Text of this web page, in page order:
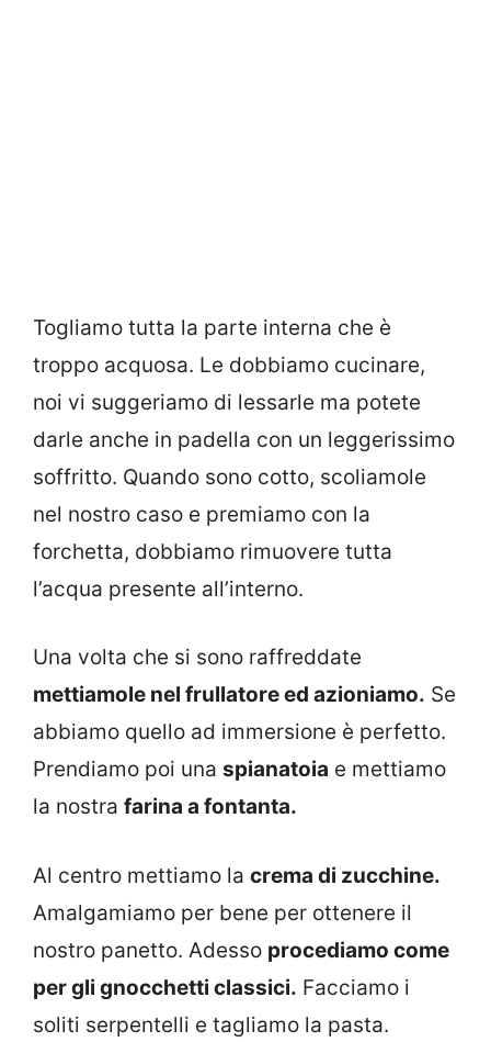
Togliamo tutta la parte interna che è
troppo acquosa. Le dobbiamo cucinare,
noi vi suggeriamo di lessarle ma potete
darle anche in padella con un leggerissimo
soffritto. Quando sono cotto, scoliamole
nel nostro caso e premiamo con la
forchetta, dobbiamo rimuovere tutta
l’acqua presente all’interno.
Una volta che si sono raffreddate
mettiamole nel frullatore ed azioniamo. Se
abbiamo quello ad immersione è perfetto.
Prendiamo poi una spianatoia e mettiamo
la nostra farina a fontanta.
Al centro mettiamo la crema di zucchine.
Amalgamiamo per bene per ottenere il
nostro panetto. Adesso procediamo come
per gli gnocchetti classici. Facciamo i
soliti serpentelli e tagliamo la pasta.